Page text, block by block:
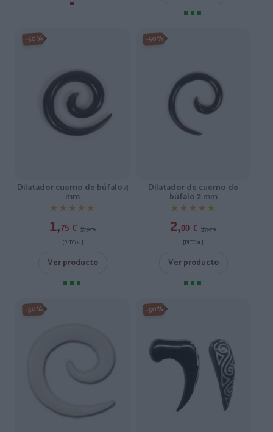
-50%
Dilatador cuerno de búfalo 4
mm
★★★★★
★★★★★
1,75 € 3,50 €
[PITC02 ]
Ver producto
-50%
Dilatador de cuerno de
búfalo 2 mm
★★★★★
★★★★★
2,00 € 3,99 €
[PITC01 ]
Ver producto
-50% -50%